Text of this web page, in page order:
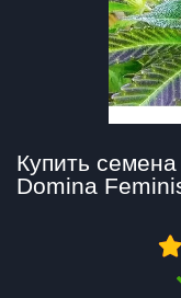
Купить
Domina